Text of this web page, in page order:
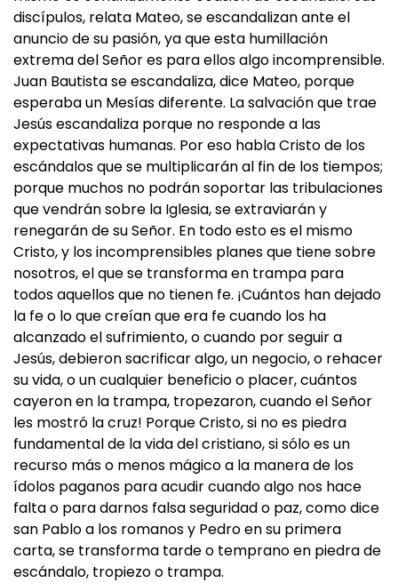
discípulos, relata Mateo, se escandalizan ante el
anuncio de su pasión, ya que esta humillación
extrema del Señor es para ellos algo incomprensible.
Juan Bautista se escandaliza, dice Mateo, porque
esperaba un Mesías diferente. La salvación que trae
Jesús escandaliza porque no responde a las
expectativas humanas. Por eso habla Cristo de los
escándalos que se multiplicarán al fin de los tiempos;
porque muchos no podrán soportar las tribulaciones
que vendrán sobre la Iglesia, se extraviarán y
renegarán de su Señor. En todo esto es el mismo
Cristo, y los incomprensibles planes que tiene sobre
nosotros, el que se transforma en trampa para
todos aquellos que no tienen fe. ¡Cuántos han dejado
la fe o lo que creían que era fe cuando los ha
alcanzado el sufrimiento, o cuando por seguir a
Jesús, debieron sacrificar algo, un negocio, o rehacer
su vida, o un cualquier beneficio o placer, cuántos
cayeron en la trampa, tropezaron, cuando el Señor
les mostró la cruz! Porque Cristo, si no es piedra
fundamental de la vida del cristiano, si sólo es un
recurso más o menos mágico a la manera de los
ídolos paganos para acudir cuando algo nos hace
falta o para darnos falsa seguridad o paz, como dice
san Pablo a los romanos y Pedro en su primera
carta, se transforma tarde o temprano en piedra de
escándalo, tropiezo o trampa.